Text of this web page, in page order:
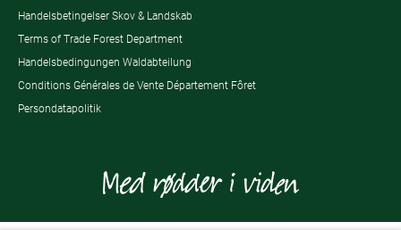
Handelsbetingelser Skov & Landskab
Terms of Trade Forest Department
Handelsbedingungen Waldabteilung
Conditions Générales de Vente Département Fôret
Persondatapolitik